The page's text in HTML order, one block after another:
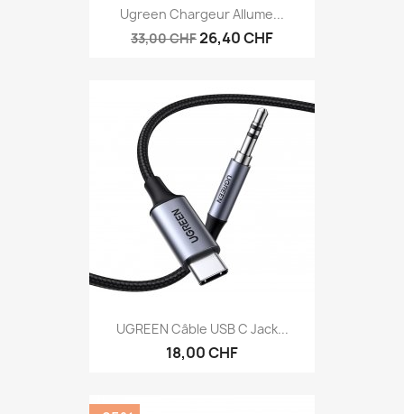
Ugreen Chargeur Allume...
33,00 CHF26,40 CHF
UGREEN Câble USB C Jack...
18,00 CHF